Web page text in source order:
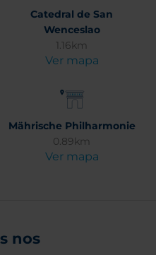
Catedral de San
Wenceslao
1.16km
Ver mapa
Mährische Philharmonie
0.89km
Ver mapa
nos